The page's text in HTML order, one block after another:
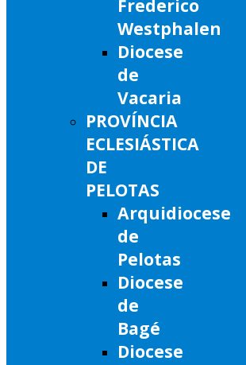
Frederico
Westphalen
Diocese
de
Vacaria
PROVÍNCIA
ECLESIÁSTICA
DE
PELOTAS
Arquidiocese
de
Pelotas
Diocese
de
Bagé
Diocese